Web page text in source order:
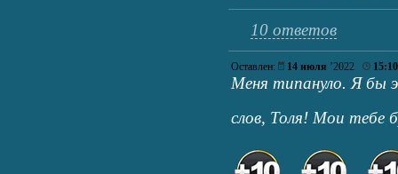
10 ответов
Оставлен: 14 июля ’2022 15:10
Меня типануло. Я бы
слов, Толя! Мои тебе